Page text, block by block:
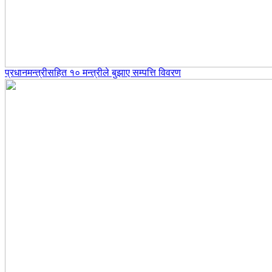
प्रधानमन्त्रीसहित १० मन्त्रीले बुझाए सम्पत्ति विवरण